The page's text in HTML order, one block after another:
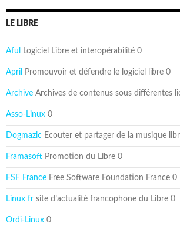
LE LIBRE
Aful Logiciel Libre et interopérabilité 0
April Promouvoir et défendre le logiciel libre 0
Archive Archives de contenus sous différentes
Asso-Linux 0
Dogmazic Ecouter et partager de la musique
Framasoft Promotion du Libre 0
FSF France Free Software Foundation France 0
Linux fr site d’actualité francophone du Libre 0
Ordi-Linux 0